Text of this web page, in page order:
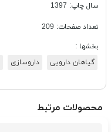
سال چاپ: 1397
تعداد صفحات: 209
بخشها :
گیاهان دارویی
داروسازی
محصولات مرتبط